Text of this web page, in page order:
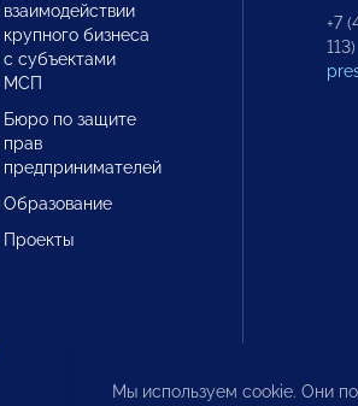
взаимодействии
крупного бизнеса
с субъектами
МСП
Бюро по защите
прав
предпринимателей
Образование
Проекты
+7
113)
Мы используем cookie. Они